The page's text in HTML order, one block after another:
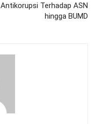
Antikorupsi Terhadap ASN
hingga BUMD